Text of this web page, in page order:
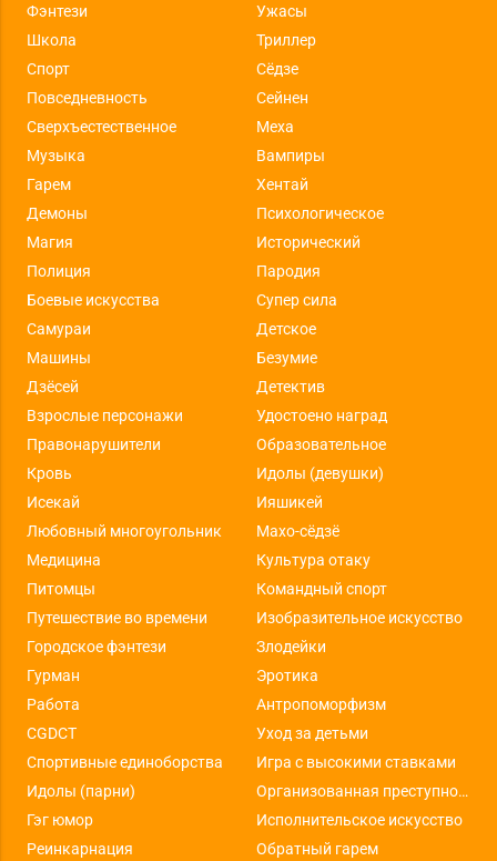
Фэнтези
Ужасы
Школа
Триллер
Спорт
Сёдзе
Повседневность
Сейнен
Сверхъестественное
Меха
Музыка
Вампиры
Гарем
Хентай
Демоны
Психологическое
Магия
Исторический
Полиция
Пародия
Боевые искусства
Супер сила
Самураи
Детское
Машины
Безумие
Дзёсей
Детектив
Взрослые персонажи
Удостоено наград
Правонарушители
Образовательное
Кровь
Идолы (девушки)
Исекай
Ияшикей
Любовный многоугольник
Махо-сёдзё
Медицина
Культура отаку
Питомцы
Командный спорт
Путешествие во времени
Изобразительное искусство
Городское фэнтези
Злодейки
Гурман
Эротика
Работа
Антропоморфизм
CGDCT
Уход за детьми
Спортивные единоборства
Игра с высокими ставками
Идолы (парни)
Организованная преступность
Гэг юмор
Исполнительское искусство
Реинкарнация
Обратный гарем